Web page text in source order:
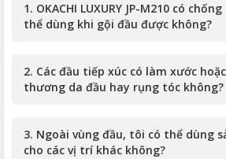
1. OKACHI LUXURY JP-M210 có
thể dùng khi gội đầu được không?
2. Các đầu tiếp xúc có làm xước
thương da đầu hay rụng tóc không?
3. Ngoài vùng đầu, tôi có thể dùng
cho các vị trí khác không?